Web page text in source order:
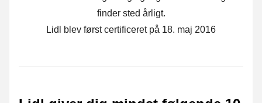
finder sted årligt.
Lidl blev først certificeret på 18. maj 2016